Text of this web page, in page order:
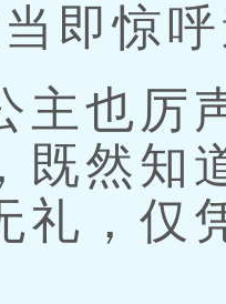
即惊
也厉声
既然知
礼，仅